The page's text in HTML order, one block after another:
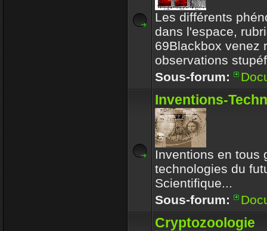
Les différents
dans l'espace,
69Blackbox venez
observations
Sous-forum:
Inventions-
Inventions en tous
technologies du
Scientifique...
Sous-forum:
Cryptozoologie